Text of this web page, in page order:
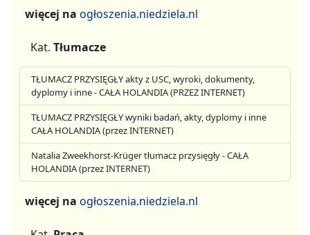
więcej na ogłoszenia.niedziela.nl
Kat. Tłumacze
TŁUMACZ PRZYSIĘGŁY akty z USC, wyroki, dokumenty,
dyplomy i inne - CAŁA HOLANDIA (PRZEZ INTERNET)
TŁUMACZ PRZYSIĘGŁY wyniki badań, akty, dyplomy i inne
CAŁA HOLANDIA (przez INTERNET)
Natalia Zweekhorst-Krüger tłumacz przysięgły - CAŁA
HOLANDIA (przez INTERNET)
więcej na ogłoszenia.niedziela.nl